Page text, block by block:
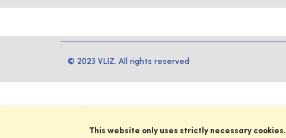
© 2023 VLIZ. All rights reserved
This website only uses strictly necessary cookies.